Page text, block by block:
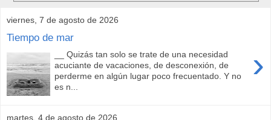
viernes, 7 de agosto de 2026
Tiempo de mar
›
__ Quizás tan solo se trate de una necesidad
acuciante de vacaciones, de desconexión, de
perderme en algún lugar poco frecuentado. Y no
es n...
martes, 4 de agosto de 2026